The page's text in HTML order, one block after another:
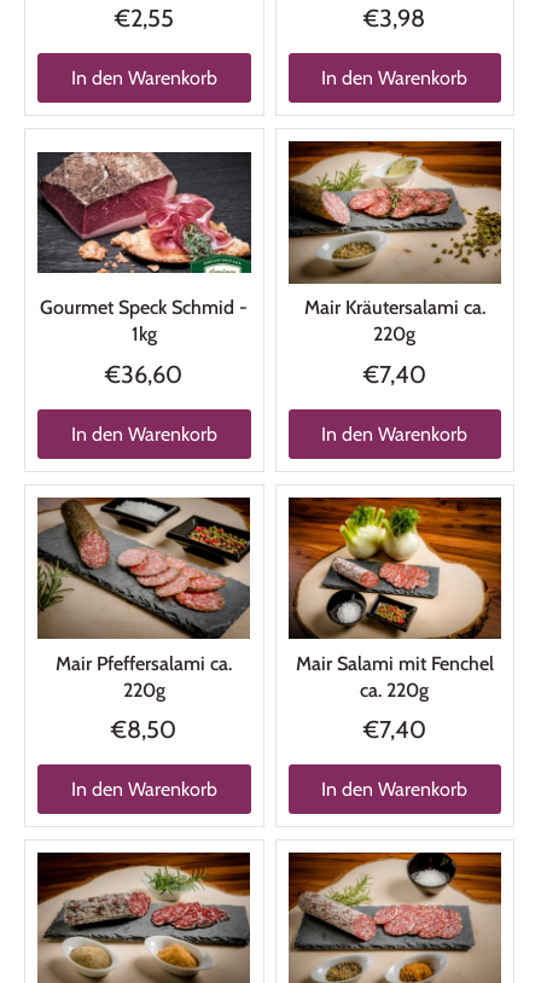
€2,55
In den Warenkorb
€3,98
In den Warenkorb
Gourmet Speck Schmid -
1kg
€36,60
In den Warenkorb
Mair Kräutersalami ca.
220g
€7,40
In den Warenkorb
Mair Pfeffersalami ca.
220g
€8,50
In den Warenkorb
Mair Salami mit Fenchel
ca. 220g
€7,40
In den Warenkorb